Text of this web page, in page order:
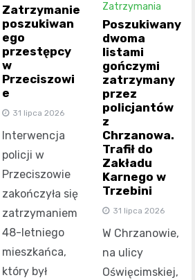
Zatrzymanie
poszukiwan
ego
przestępcy
w
Przeciszowi
e
31 lipca 2026
Interwencja
policji w
Przeciszowie
zakończyła się
zatrzymaniem
48-letniego
mieszkańca,
który był
Zatrzymania
Poszukiwany
dwoma
listami
gończymi
zatrzymany
przez
policjantów
z
Chrzanowa.
Trafił do
Zakładu
Karnego w
Trzebini
31 lipca 2026
W Chrzanowie,
na ulicy
Oświęcimskiej,